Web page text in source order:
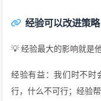
经验可以改进策
💡 经验最大的影响就是
经验有益：我们时不时
行，什么不可行；经验